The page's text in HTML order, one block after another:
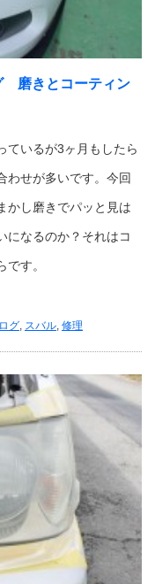
磨きとコーティン
ているが3ヶ月もしたら
わせが多いです。今回
かし磨きでパッと見は
になるのか？それはコ
す。
グ, スバル, 修理